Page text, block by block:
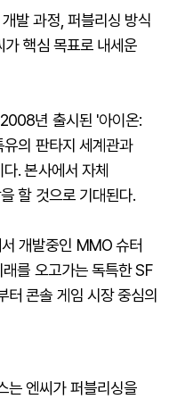
발 과정, 퍼블리싱 방식
핵심 목표로 내세운
년 출시된 '아이온:
의 판타지 세계관과
. 본사에서 자체
할 것으로 기대된다.
개발중인 MMO 슈터
를 오고가는 독특한 SF
콘솔 게임 시장 중심의
는 엔씨가 퍼블리싱을